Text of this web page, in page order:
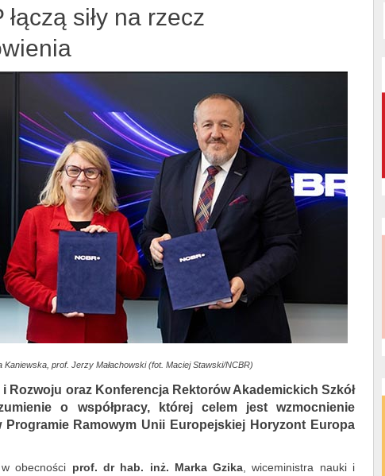
siły na rzecz
Kaniewska, prof. Jerzy Małachowski (fot. Maciej Stawski/NCBR)
Rozwoju oraz Konferencja Rektorów Akademickich Szkół
o współpracy, której celem jest wzmocnienie
Programie Ramowym Unii Europejskiej Horyzont Europa
obecności prof. dr hab. inż. Marka Gzika , wiceministra nauki i